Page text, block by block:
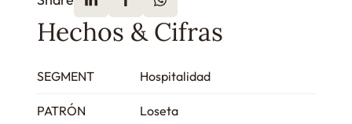
Hechos & Cifras
SEGMENT Hospitalidad
PATRÓN Loseta